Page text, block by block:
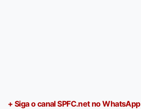
+ Siga o canal SPFC.net no WhatsApp